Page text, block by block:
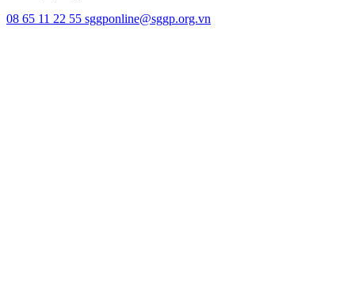
08 65 11 22 55 sggponline@sggp.org.vn